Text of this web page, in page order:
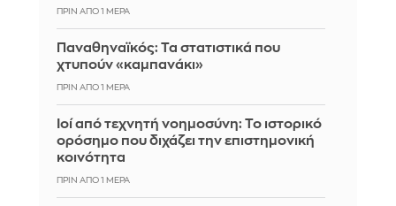
ΠΡΙΝ ΑΠΌ 1 ΜΈΡΑ
Παναθηναϊκός: Τα στατιστικά που
χτυπούν «καμπανάκι»
ΠΡΙΝ ΑΠΌ 1 ΜΈΡΑ
Ιοί από τεχνητή νοημοσύνη: Το ιστορικό
ορόσημο που διχάζει την επιστημονική
κοινότητα
ΠΡΙΝ ΑΠΌ 1 ΜΈΡΑ